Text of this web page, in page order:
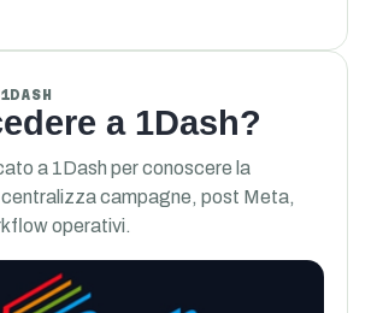
a 1Dash?
a 1Dash per conoscere la
campagne, post Meta,
operativi.